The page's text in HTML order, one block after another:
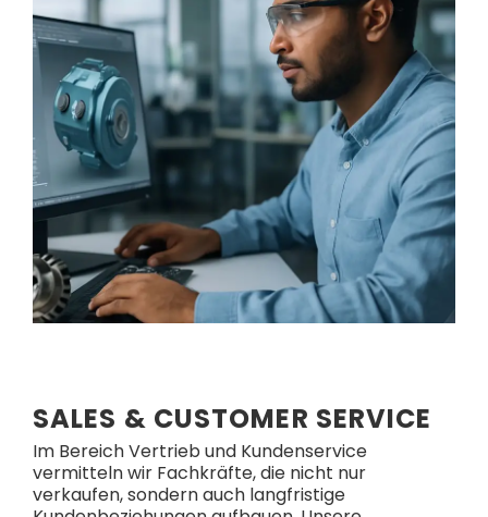
SALES & CUSTOMER SERVICE
Im Bereich Vertrieb und Kundenservice
vermitteln wir Fachkräfte, die nicht nur
verkaufen, sondern auch langfristige